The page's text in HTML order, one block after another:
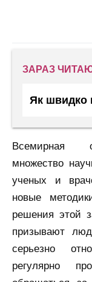
ЗАРАЗ
Як швидко
Всемирная
множество
ученых и
новые
решения этой
призывают
серьезно
регулярно